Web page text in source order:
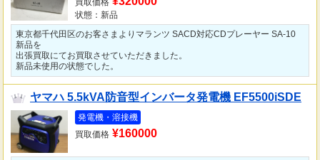
買取価格
状態：新品
東京都千代田区のお客さまよりマランツ SACD対応CDプレーヤー SA-10
新品を
出張買取にてお買取させていただきました。
新品未使用の状態でした。
ヤマハ 5.5kVA防音型インバータ発電機 EF5500iSDE
発電機・溶接機
買取価格 ¥160000